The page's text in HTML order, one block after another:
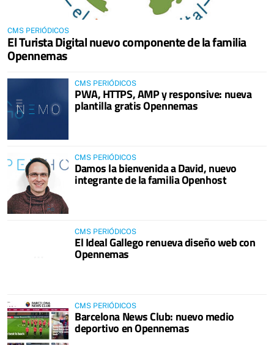
CMS PERIÓDICOS
El Turista Digital nuevo componente de la familia
Opennemas
CMS PERIÓDICOS
PWA, HTTPS, AMP y responsive: nueva
plantilla gratis Opennemas
CMS PERIÓDICOS
Damos la bienvenida a David, nuevo
integrante de la familia Openhost
CMS PERIÓDICOS
El Ideal Gallego renueva diseño web con
Opennemas
CMS PERIÓDICOS
Barcelona News Club: nuevo medio
deportivo en Opennemas